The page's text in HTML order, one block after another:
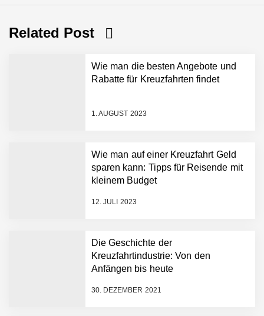
Related Post
Wie man die besten Angebote und
Rabatte für Kreuzfahrten findet
1. AUGUST 2023
Wie man auf einer Kreuzfahrt Geld
sparen kann: Tipps für Reisende mit
kleinem Budget
12. JULI 2023
Die Geschichte der
Kreuzfahrtindustrie: Von den
Anfängen bis heute
30. DEZEMBER 2021